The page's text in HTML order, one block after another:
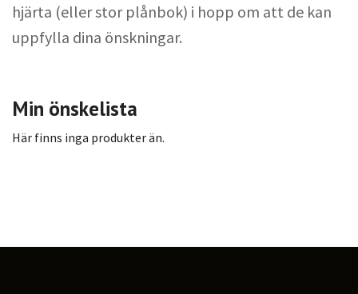
hjärta (eller stor plånbok) i hopp om att de kan
uppfylla dina önskningar.
Min önskelista
Här finns inga produkter än.